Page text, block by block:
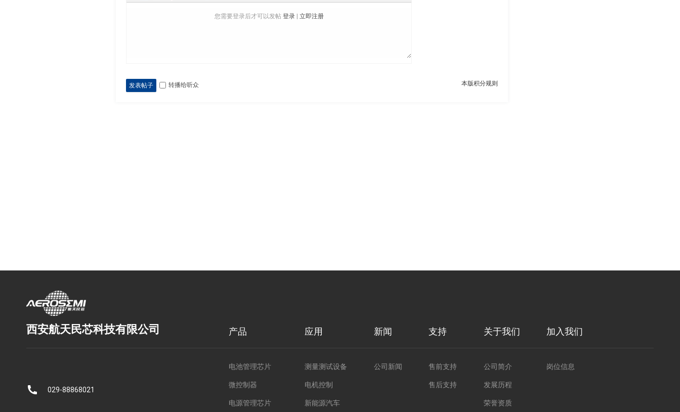
您需要登录后才可以发帖 登录| 立即注册
本版积分规则
发表帖子 转播给听众
西安航天民芯科技有限公司
029-88868021
产品
电池管理芯片
微控制器
电源管理芯片
应用
测量测试设备
电机控制
新能源汽车
新闻
公司新闻
支持
售前支持
售后支持
关于我们
公司简介
发展历程
荣誉资质
加入我们
岗位信息